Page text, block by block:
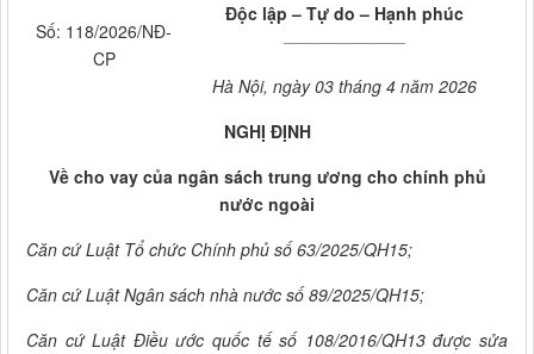
Số: 118/2026/NĐ-
CP
Độc lập – Tự do – Hạnh phúc
Hà Nội, ngày 03 tháng 4 năm 2026
NGHỊ ĐỊNH
Về cho vay của ngân sách trung ương cho chính phủ
nước ngoài
Căn cứ Luật Tổ chức Chính phủ số 63/2025/QH15;
Căn cứ Luật Ngân sách nhà nước số 89/2025/QH15;
Căn cứ Luật Điều ước quốc tế số 108/2016/QH13 được sửa